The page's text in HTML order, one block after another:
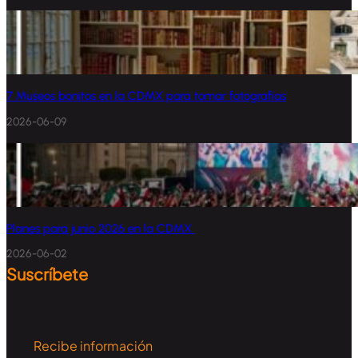
7 Museos bonitos en la CDMX para tomar fotografías
2026-06-09
Planes para junio 2026 en la CDMX
2026-06-02
Suscríbete
Recibe información